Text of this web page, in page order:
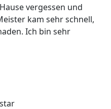
vergessen und
kam sehr schnell,
Ich bin sehr